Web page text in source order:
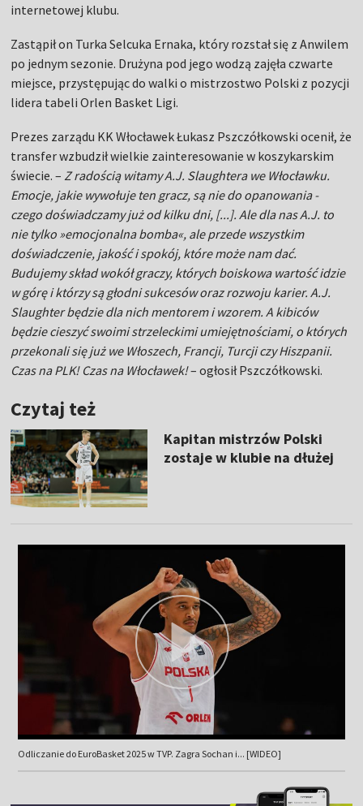
internetowej klubu.
Zastąpił on Turka Selcuka Ernaka, który rozstał się z Anwilem
po jednym sezonie. Drużyna pod jego wodzą zajęła czwarte
miejsce, przystępując do walki o mistrzostwo Polski z pozycji
lidera tabeli Orlen Basket Ligi.
Prezes zarządu KK Włocławek Łukasz Pszczółkowski ocenił, że
transfer wzbudził wielkie zainteresowanie w koszykarskim
świecie. –Z radością witamy A.J. Slaughtera we Włocławku.
Emocje, jakie wywołuje ten gracz, są nie do opanowania -
czego doświadczamy już od kilku dni, [...]. Ale dla nas A.J. to
nie tylko »emocjonalna bomba«, ale przede wszystkim
doświadczenie, jakość i spokój, które może nam dać.
Budujemy skład wokół graczy, których boiskowa wartość idzie
w górę i którzy są głodni sukcesów oraz rozwoju karier. A.J.
Slaughter będzie dla nich mentorem i wzorem. A kibiców
będzie cieszyć swoimi strzeleckimi umiejętnościami, o których
przekonali się już we Włoszech, Francji, Turcji czy Hiszpanii.
Czas na PLK! Czas na Włocławek!– ogłosił Pszczółkowski.
Czytaj też
Kapitan mistrzów Polski
zostaje w klubie na dłużej
Odliczanie do EuroBasket 2025 w TVP. Zagra Sochan i... [WIDEO]